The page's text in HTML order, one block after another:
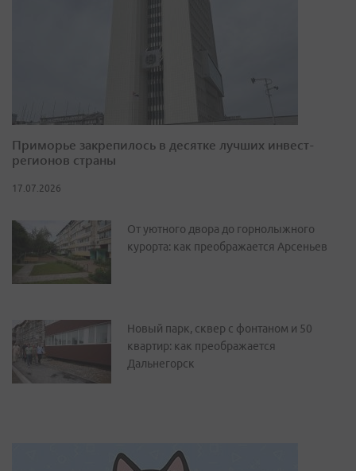
Приморье закрепилось в десятке лучших инвест-
регионов страны
17.07.2026
От уютного двора до горнолыжного
курорта: как преображается Арсеньев
Новый парк, сквер с фонтаном и 50
квартир: как преображается
Дальнегорск